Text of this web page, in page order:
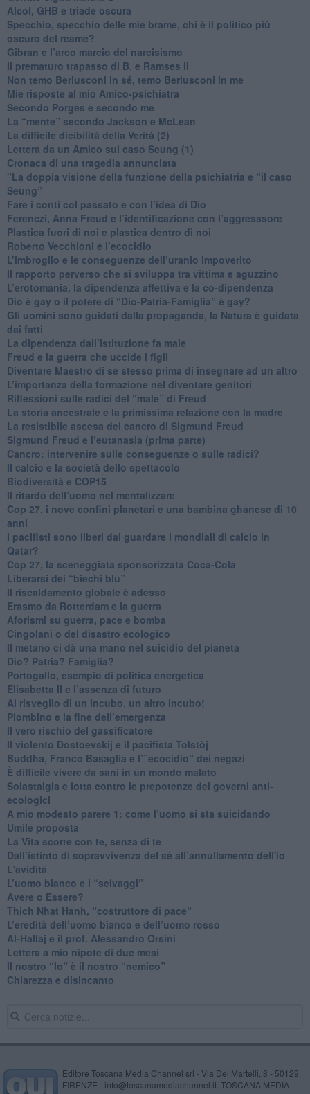
​Alcol, GHB e triade oscura
​Specchio, specchio delle mie brame, chi è il politico più
oscuro del reame?
​Gibran e l’arco marcio del narcisismo
​Il prematuro trapasso di B. e Ramses II
​Non temo Berlusconi in sé, temo Berlusconi in me
​Mie risposte al mio Amico-psichiatra
​Secondo Porges e secondo me
​La “mente” secondo Jackson e McLean
La difficile dicibilità della Verità (2)
​Lettera da un Amico sul caso Seung (1)
​Cronaca di una tragedia annunciata
"​La doppia visione della funzione della psichiatria e “il caso
Seung”
​Fare i conti col passato e con l’idea di Dio
​Ferenczi, Anna Freud e l’identificazione con l’aggresssore
Plastica fuori di noi e plastica dentro di noi
​Roberto Vecchioni e l’ecocidio
​L’imbroglio e le conseguenze dell’uranio impoverito
​Il rapporto perverso che si sviluppa tra vittima e aguzzino
L’erotomania, la dipendenza affettiva e la co-dipendenza
​Dio è gay o il potere di “Dio-Patria-Famiglia” è gay?
​Gli uomini sono guidati dalla propaganda, la Natura è guidata
dai fatti
La dipendenza dall’istituzione fa male
​Freud e la guerra che uccide i figli
​Diventare Maestro di se stesso prima di insegnare ad un altro
L’importanza della formazione nel diventare genitori
Riflessioni sulle radici del “male” di Freud
​La storia ancestrale e la primissima relazione con la madre
​La resistibile ascesa del cancro di Sigmund Freud
Sigmund Freud e l’eutanasia (prima parte)
Cancro: intervenire sulle conseguenze o sulle radici?
​Il calcio e la società dello spettacolo
Biodiversità e COP15
​Il ritardo dell’uomo nel mentalizzare
​Cop 27, i nove confini planetari e una bambina ghanese di 10
anni
​I pacifisti sono liberi dal guardare i mondiali di calcio in
Qatar?
​Cop 27, la sceneggiata sponsorizzata Coca-Cola
​Liberarsi dei “biechi blu”
Il riscaldamento globale è adesso
​Erasmo da Rotterdam e la guerra
​Aforismi su guerra, pace e bomba
Cingolani o del disastro ecologico
​Il metano ci dà una mano nel suicidio del pianeta
​Dio? Patria? Famiglia?
Portogallo, esempio di politica energetica
​Elisabetta II e l’assenza di futuro
Al risveglio di un incubo, un altro incubo!
​Piombino e la fine dell’emergenza
​Il vero rischio del gassificatore
​Il violento Dostoevskij e il pacifista Tolstòj
​Buddha, Franco Basaglia e l’”ecocidio” dei negazi
​È difficile vivere da sani in un mondo malato
Solastalgia e lotta contro le prepotenze dei governi anti-
ecologici
​A mio modesto parere 1: come l’uomo si sta suicidando
​Umile proposta
​La Vita scorre con te, senza di te
​Dall’istinto di sopravvivenza del sé all’annullamento dell'io
L'avidità
​L’uomo bianco e i “selvaggi”
​Avere o Essere?
​Thich Nhat Hanh, “costruttore di pace“
​L’eredità dell’uomo bianco e dell’uomo rosso
Al-Hallaj e il prof. Alessandro Orsini
​Lettera a mio nipote di due mesi
​Il nostro “Io” è il nostro “nemico”
​Chiarezza e disincanto
Editore Toscana Media Channel srl - Via Dei Martelli, 8 - 50129
FIRENZE - info@toscanamediachannel.it. TOSCANA MEDIA